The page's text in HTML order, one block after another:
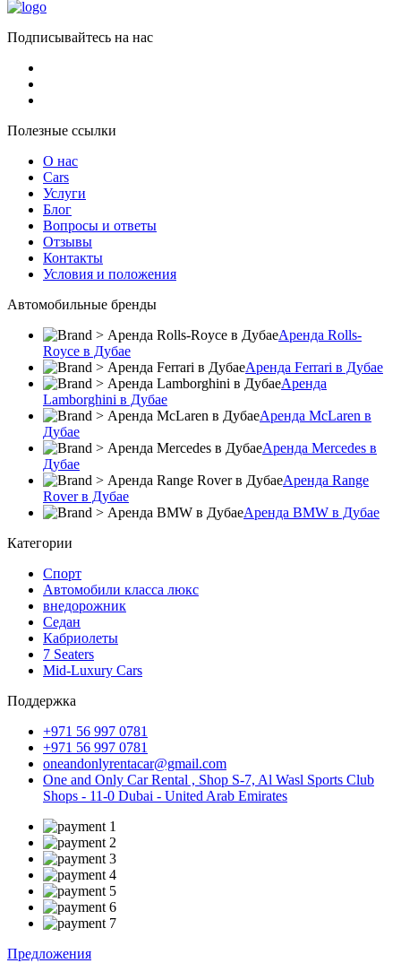
Подписывайтесь на нас
Полезные ссылки
О нас
Cars
Услуги
Блог
Вопросы и ответы
Отзывы
Контакты
Условия и положения
Автомобильные бренды
Аренда Rolls-
Royce в Дубае
Аренда Ferrari в Дубае
Аренда
Lamborghini в Дубае
Аренда McLaren в
Дубае
Аренда Mercedes в
Дубае
Аренда Range
Rover в Дубае
Аренда BMW в Дубае
Категории
Спорт
Автомобили класса люкс
внедорожник
Седан
Кабриолеты
7 Seaters
Mid-Luxury Cars
Поддержка
+971 56 997 0781
+971 56 997 0781
oneandonlyrentacar@gmail.com
One and Only Car Rental , Shop S-7, Al Wasl Sports Club
Shops - 11-0 Dubai - United Arab Emirates
Предложения